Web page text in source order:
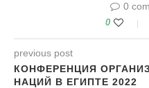
0
0
previous post
КОНФЕРЕНЦИЯ
НАЦИЙ В ЕГИПТЕ 2022